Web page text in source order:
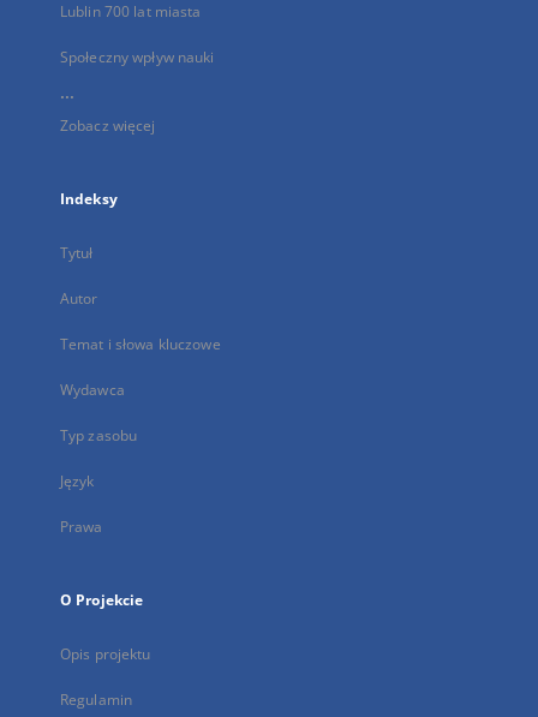
Lublin 700 lat miasta
Społeczny wpływ nauki
...
Zobacz więcej
Indeksy
Tytuł
Autor
Temat i słowa kluczowe
Wydawca
Typ zasobu
Język
Prawa
O Projekcie
Opis projektu
Regulamin